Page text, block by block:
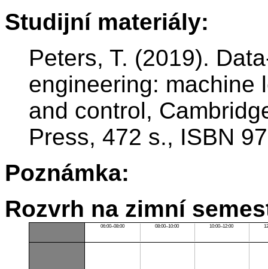
Studijní materiály:
Peters, T. (2019).
engineering: machine
and control,
Press, 472 s., ISBN
Poznámka:
Rozvrh na zimní
06:00–08:00 08:00–10:00 10:00–12:00